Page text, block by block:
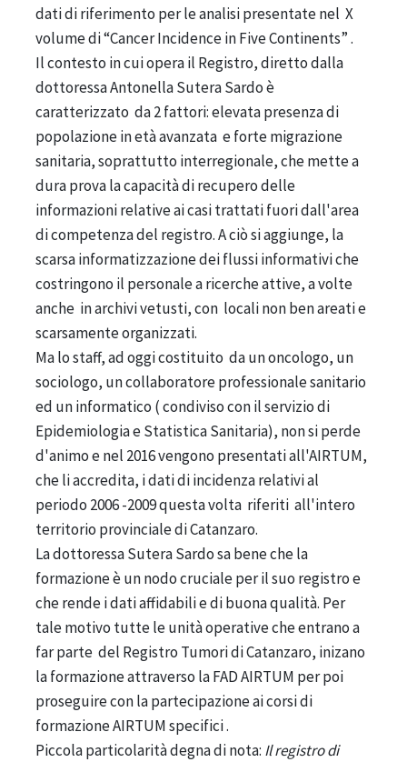
dati di riferimento per le analisi presentate nel X
volume di “Cancer Incidence in Five Continents” .
Il contesto in cui opera il Registro, diretto dalla
dottoressa Antonella Sutera Sardo è
caratterizzato da 2 fattori: elevata presenza di
popolazione in età avanzata e forte migrazione
sanitaria, soprattutto interregionale, che mette a
dura prova la capacità di recupero delle
informazioni relative ai casi trattati fuori dall'area
di competenza del registro. A ciò si aggiunge, la
scarsa informatizzazione dei flussi informativi che
costringono il personale a ricerche attive, a volte
anche in archivi vetusti, con locali non ben areati e
scarsamente organizzati.
Ma lo staff, ad oggi costituito da un oncologo, un
sociologo, un collaboratore professionale sanitario
ed un informatico ( condiviso con il servizio di
Epidemiologia e Statistica Sanitaria), non si perde
d'animo e nel 2016 vengono presentati all'AIRTUM,
che li accredita, i dati di incidenza relativi al
periodo 2006 -2009 questa volta riferiti all'intero
territorio provinciale di Catanzaro.
La dottoressa Sutera Sardo sa bene che la
formazione è un nodo cruciale per il suo registro e
che rende i dati affidabili e di buona qualità. Per
tale motivo tutte le unità operative che entrano a
far parte del Registro Tumori di Catanzaro, inizano
la formazione attraverso la FAD AIRTUM per poi
proseguire con la partecipazione ai corsi di
formazione AIRTUM specifici .
Piccola particolarità degna di nota: Il registro di